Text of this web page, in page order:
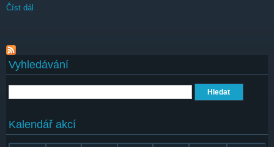
Číst dál
Vyhledávání
Kalendář akcí